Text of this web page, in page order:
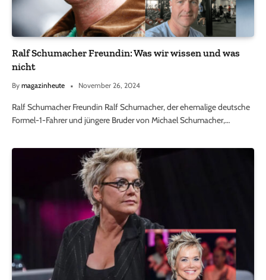
Ralf Schumacher Freundin: Was wir wissen und was
nicht
By magazinheute November 26, 2024
Ralf Schumacher Freundin Ralf Schumacher, der ehemalige deutsche
Formel-1-Fahrer und jüngere Bruder von Michael Schumacher,…